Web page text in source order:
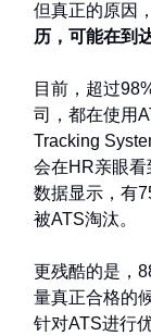
但真正的原因
历，可能在到
目前，超过
司，都在使用
Tracking
会在HR亲眼看
数据显示，有
被ATS淘汰。
更残酷的是，
量真正合格的
针对ATS进行优